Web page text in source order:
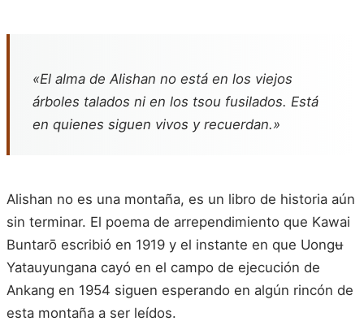
«El alma de Alishan no está en los viejos
árboles talados ni en los tsou fusilados. Está
en quienes siguen vivos y recuerdan.»
Alishan no es una montaña, es un libro de historia aún
sin terminar. El poema de arrependimiento que Kawai
Buntarō escribió en 1919 y el instante en que Uongʉ
Yatauyungana cayó en el campo de ejecución de
Ankang en 1954 siguen esperando en algún rincón de
esta montaña a ser leídos.